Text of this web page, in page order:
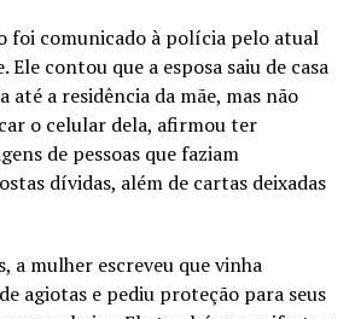
foi comunicado à polícia pelo atual
Ele contou que a esposa saiu de casa
a residência da mãe, mas não
o celular dela, afirmou ter
de pessoas que faziam
dívidas, além de cartas deixadas
a mulher escreveu que vinha
agiotas e pediu proteção para seus